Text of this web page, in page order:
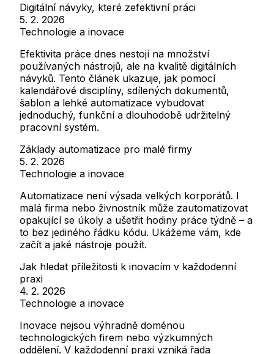
Digitální návyky, které zefektivní práci
5. 2. 2026
Technologie a inovace
Efektivita práce dnes nestojí na množství
používaných nástrojů, ale na kvalitě digitálních
návyků. Tento článek ukazuje, jak pomocí
kalendářové disciplíny, sdílených dokumentů,
šablon a lehké automatizace vybudovat
jednoduchý, funkční a dlouhodobě udržitelný
pracovní systém.
Základy automatizace pro malé firmy
5. 2. 2026
Technologie a inovace
Automatizace není výsada velkých korporátů. I
malá firma nebo živnostník může zautomatizovat
opakující se úkoly a ušetřit hodiny práce týdně – a
to bez jediného řádku kódu. Ukážeme vám, kde
začít a jaké nástroje použít.
Jak hledat příležitosti k inovacím v každodenní
praxi
4. 2. 2026
Technologie a inovace
Inovace nejsou výhradně doménou
technologických firem nebo výzkumných
oddělení. V každodenní praxi vzniká řada